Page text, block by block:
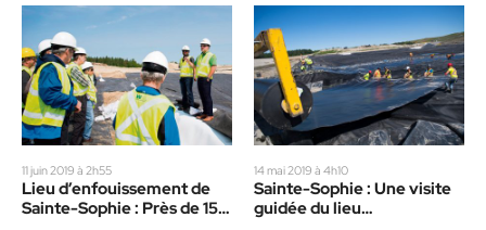
11 juin 2019 à 2h55
Lieu d’enfouissement de
Sainte-Sophie : Près de 150
14 mai 2019 à 4h10
Sainte-Sophie : Une visite
guidée du lieu